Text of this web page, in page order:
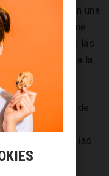
ordenadas en una
, este tiene
que representan las
referencia a la
un ejemplo de
, aunque
cuáles sean las